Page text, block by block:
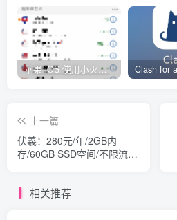
苹果 iOS 使用小火箭(shadowrocket)新手教程
上一篇
伏羲：280元/年/2GB内
存/60GB SSD空间/不限流
相关推荐